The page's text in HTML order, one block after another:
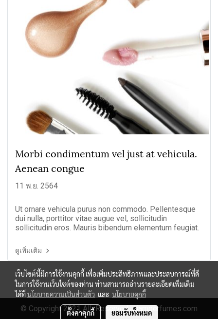
Morbi condimentum vel just at vehicula.
Aenean congue
11 พ.ย. 2564
Ut ornare vehicula purus non commodo. Pellentesque
dui nulla, porttitor vitae augue vel, sollicitudin
sollicitudin eros. Mauris bibendum elementum feugiat.
ดูเพิ่มเติม
© Copyright 2021 All Reserved. siamperfumes.com
เว็บไซต์นี้มีการใช้งานคุกกี้ เพื่อเพิ่มประสิทธิภาพและประสบการณ์ที่ดี
ในการใช้งานเว็บไซต์ของท่าน ท่านสามารถอ่านรายละเอียดเพิ่มเติม
ได้ที่นโยบายความเป็นส่วนตัว และ นโยบายคุกกี้
ตั้งค่าคุกกี้ ยอมรับทั้งหมด